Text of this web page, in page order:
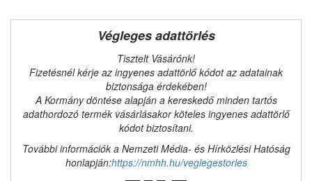
Végleges adattörlés
Tisztelt Vásárónk!
Fizetésnél kérje az ingyenes adattörlő kódot az adatainak
biztonsága érdekében!
A Kormány döntése alapján a kereskedő minden tartós
adathordozó termék vásárlásakor köteles ingyenes adattörlő
kódot biztosítani.
További információk a Nemzeti Média- és Hírközlési Hatóság
honlapján:https://nmhh.hu/veglegestorles